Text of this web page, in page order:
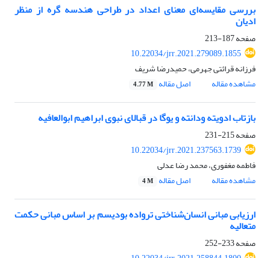
بررسی مقایسه‌ای معنای اعداد در طراحی هندسه گره از منظر
ادیان
صفحه187-213
10.22034/jrr.2021.279089.1855
فرزانه قرائتی جهرمی، حمیدرضا شریف
مشاهده مقاله
اصل مقاله 4.77 M
بازتاب ادویته ودانته و یوگا در قبالای نبوی ابراهیم ابوالعافیه
صفحه215-231
10.22034/jrr.2021.237563.1739
فاطمه مغفوری، محمد رضا عدلی
مشاهده مقاله
اصل مقاله 4 M
ارزیابی مبانی انسان‌شناختی ترواده بودیسم بر اساس مبانی حکمت
متعالیه
صفحه233-252